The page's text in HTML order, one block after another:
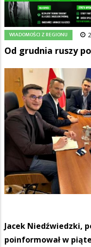
nawigacyjna
WIADOMOŚCI Z REGIONU
Od grudnia ruszy
Jacek Niedźwiedzki,
poinformował w